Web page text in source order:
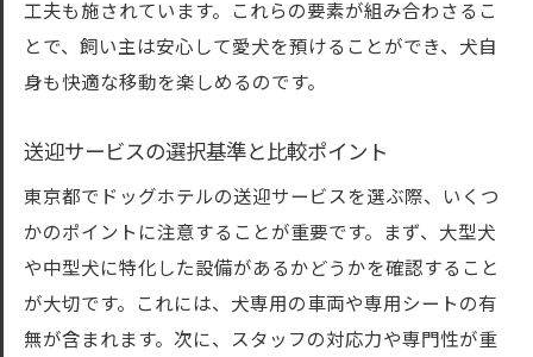
工夫も施されています。これらの要素が組み合わさるこ
とで、飼い主は安心して愛犬を預けることができ、犬自
身も快適な移動を楽しめるのです。
送迎サービスの選択基準と比較ポイント
東京都でドッグホテルの送迎サービスを選ぶ際、いくつ
かのポイントに注意することが重要です。まず、大型犬
や中型犬に特化した設備があるかどうかを確認すること
が大切です。これには、犬専用の車両や専用シートの有
無が含まれます。次に、スタッフの対応力や専門性が重